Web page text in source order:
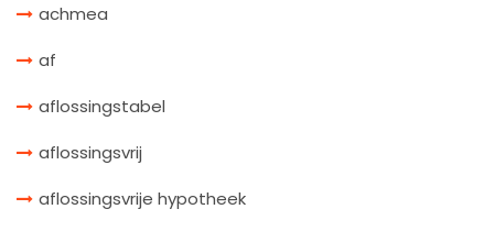
achmea
af
aflossingstabel
aflossingsvrij
aflossingsvrije hypotheek